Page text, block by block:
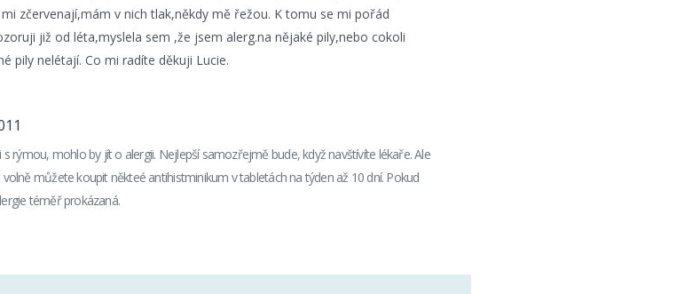
zčervenají,mám v nich tlak,někdy mě řežou. K tomu se mi pořád
již od léta,myslela sem ,že jsem alerg.na nějaké pily,nebo cokoli
pily nelétají. Co mi radíte děkuji Lucie.
rýmou, mohlo by jít o alergii. Nejlepší samozřejmě bude, když navštívíte lékaře. Ale
můžete koupit někteé antihistminikum v tabletách na týden až 10 dní. Pokud
téměř prokázaná.